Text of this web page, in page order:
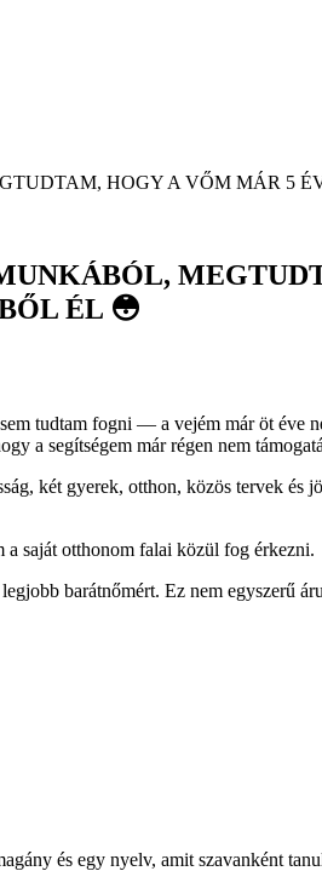
HOGY A VŐM MÁR 5
ÉL 😳
tudtam fogni — a vejém már öt éve
a segítségem már régen nem
két gyerek, otthon, közös tervek
saját otthonom falai közül fog érkezni.
barátnőmért. Ez nem egyszerű
és egy nyelv, amit szavanként